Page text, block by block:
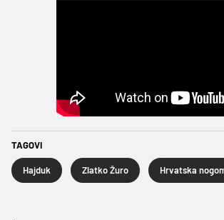
TAGOVI
Hajduk Zlatko Žuro